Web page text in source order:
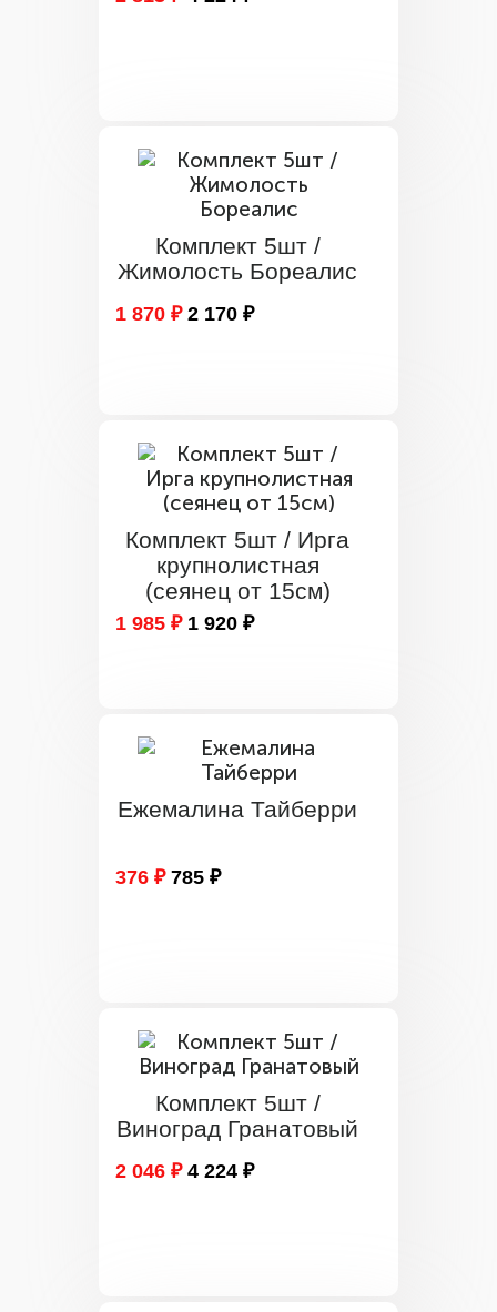
Комплект 5шт /
Жимолость Бореалис
1 870 ₽ 2 170 ₽
Комплект 5шт / Ирга
крупнолистная
(сеянец от 15см)
1 985 ₽ 1 920 ₽
Ежемалина Тайберри
376 ₽ 785 ₽
Комплект 5шт /
Виноград Гранатовый
2 046 ₽ 4 224 ₽